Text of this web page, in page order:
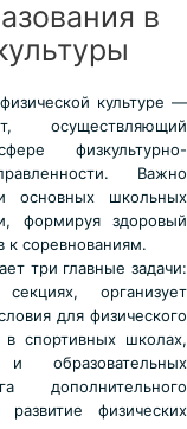
в
культуре —
осуществляющий
физкультурно-
Важно
основных школьных
формируя здоровый
к соревнованиям.
три главные задачи:
организует
для физического
спортивных школах,
образовательных
дополнительного
физических